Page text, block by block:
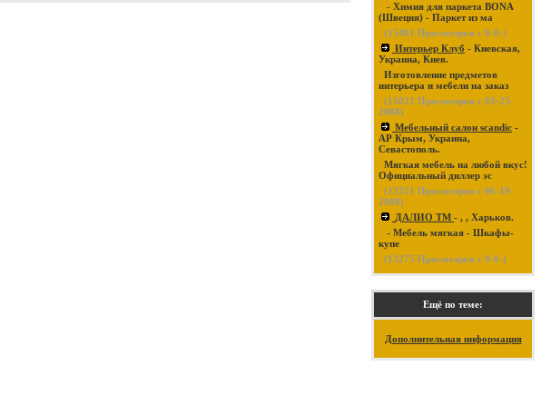
- Химия для паркета BONA
(Швеция) - Паркет из ма
(15401 Просмотров с 0-0-)
Интерьер Клуб - Киевская,
Украина, Киев.
Изготовление предметов
интерьера и мебели на заказ
(15021 Просмотров с 03-25-
2008)
Мебельный салон scandic -
АР Крым, Украина,
Севастополь.
Мягкая мебель на любой вкус!
Официальный диллер эс
(13351 Просмотров с 06-19-
2008)
ДАЛИО ТМ - , , Харьков.
- Мебель мягкая - Шкафы-
купе
(13275 Просмотров с 0-0-)
Ещё по теме:
Дополнительная информация